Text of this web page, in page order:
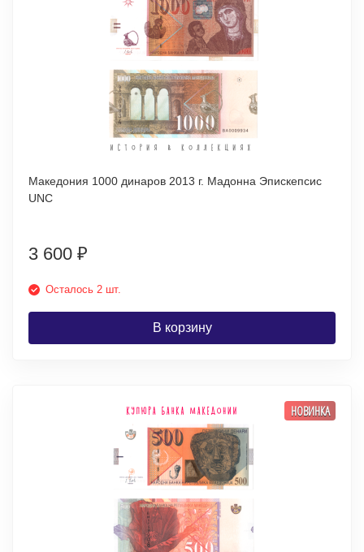
Македония 1000 динаров 2013 г. Мадонна Эпискепсис
UNC
3 600 ₽
Осталось 2 шт.
В корзину
НОВИНКА